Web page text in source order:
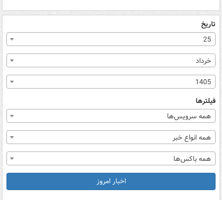
تاریخ
25
خرداد
1405
فیلترها
همه سرویس‌ها
همه انواع خبر
همه باکس‌ها
اخبار امروز